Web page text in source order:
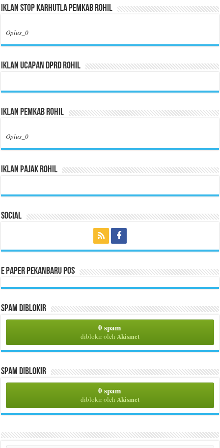
Iklan Stop Karhutla Pemkab Rohil
Oplus_0
Iklan Ucapan DPRD Rohil
Iklan Pemkab Rohil
Oplus_0
Iklan Pajak Rohil
Social
E Paper Pekanbaru Pos
Spam Diblokir
0 spam
diblokir oleh Akismet
Spam Diblokir
0 spam
diblokir oleh Akismet